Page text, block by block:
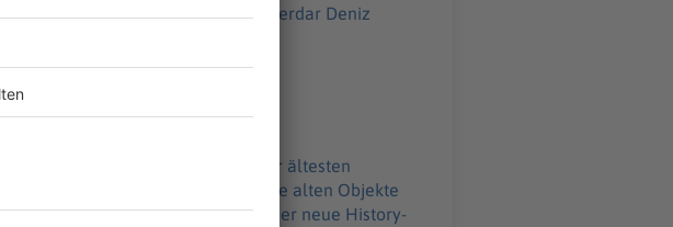
WELT-DIGITAL.html
Menschen eine Kultur. Einige der ältesten
uns diese rund 40.000 Jahre alten Objekte